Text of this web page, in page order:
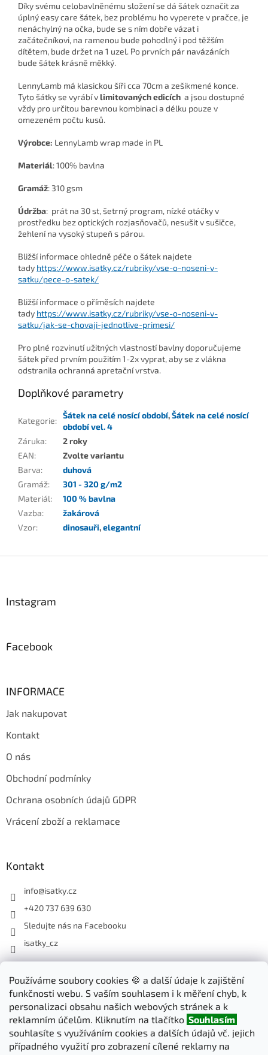
Používáme soubory cookies 🍪 a další údaje k zajištění
funkčnosti webu. S vaším souhlasem i k měření chyb, k
personalizaci obsahu našich webových stránek a k
reklamním účelům. Kliknutím na tlačítko Souhlasím
souhlasíte s využíváním cookies a dalších údajů vč. jejich
případného využití pro zobrazení cílené reklamy na
Díky svému celobavlněnému složení se dá šátek označit za
úplný easy care šátek, bez problému ho vyperete v pračce, je
nenáchylný na očka, bude se s ním dobře vázat i
začátečníkovi, na ramenou bude pohodlný i pod těžším
dítětem, bude držet na 1 uzel. Po prvních pár navázáních
bude šátek krásně měkký.
LennyLamb má klasickou šíři cca 70cm a zešikmené konce.
Tyto šátky se vyrábí vlimitovaných edicích a jsou dostupné
vždy pro určitou barevnou kombinaci a délku pouze v
omezeném počtu kusů.
Výrobce: LennyLamb wrap made in PL
Materiál: 100% bavlna
Gramáž: 310 gsm
Údržba: prát na 30 st, šetrný program, nízké otáčky v
prostředku bez optických rozjasňovačů, nesušit v sušičce,
žehlení na vysoký stupeň s párou.
Bližší informace ohledně péče o šátek najdete
tady https://www.isatky.cz/rubriky/vse-o-noseni-v-
satku/pece-o-satek/
Bližší informace o příměsích najdete
tady https://www.isatky.cz/rubriky/vse-o-noseni-v-
satku/jak-se-chovaji-jednotlive-primesi/
Pro plné rozvinutí užitných vlastností bavlny doporučujeme
šátek před prvním použitím 1-2x vyprat, aby se z vlákna
odstranila ochranná apretační vrstva.
Doplňkové parametry
Kategorie:
Šátek na celé nosící období,Šátek na celé nosící
období vel. 4
Záruka:
2 roky
EAN:
Zvolte variantu
Barva:
duhová
Gramáž:
301 - 320 g/m2
Materiál:
100 % bavlna
Vazba:
žakárová
Vzor: dinosauři,elegantní
Instagram
Facebook
INFORMACE
Jak nakupovat
Kontakt
O nás
Obchodní podmínky
Ochrana osobních údajů GDPR
Vrácení zboží a reklamace
Kontakt
info@isatky.cz
+420 737 639 630
Sledujte nás na Facebooku
isatky_cz
Odebírat newsletter
Vložte svůj e-mail a my vám budeme zasílat informace o nových
produktech na našem e-shopu.
E-mail